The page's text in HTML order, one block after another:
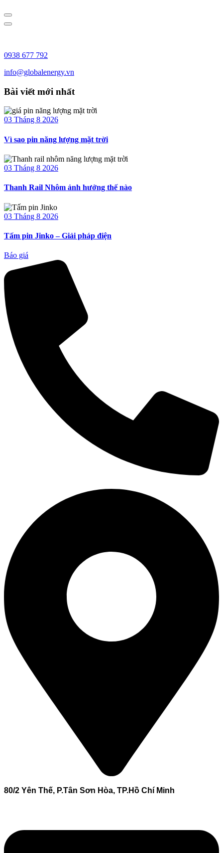
0938 677 792
info@globalenergy.vn
Bài viết mới nhất
03 Tháng 8 2026
Vì sao pin năng lượng mặt trời
03 Tháng 8 2026
Thanh Rail Nhôm ảnh hưởng thế nào
03 Tháng 8 2026
Tấm pin Jinko – Giải pháp điện
Báo giá
80/2 Yên Thế, P.Tân Sơn Hòa, TP.Hồ Chí Minh